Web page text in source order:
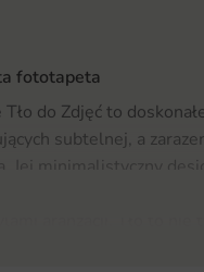
fototapeta
do Zdjęć to
subtelnej, a
Jej minimalistyczny
sprawia, że doskonale
aranżacji. Tło to nie